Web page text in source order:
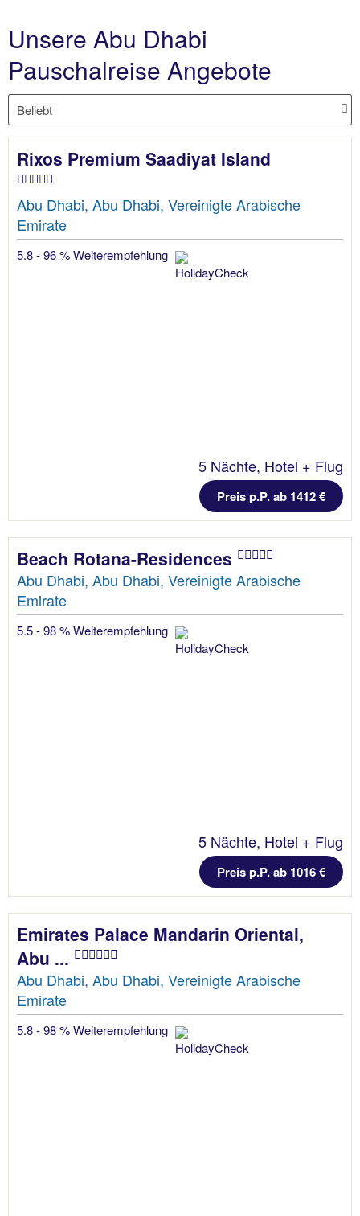
Unsere Abu Dhabi
Pauschalreise Angebote
Rixos Premium Saadiyat Island
Abu Dhabi, Abu Dhabi, Vereinigte Arabische
Emirate
5.8 - 96 % Weiterempfehlung
5 Nächte, Hotel + Flug
Preis p.P. ab 1412 €
Beach Rotana-Residences
Abu Dhabi, Abu Dhabi, Vereinigte Arabische
Emirate
5.5 - 98 % Weiterempfehlung
5 Nächte, Hotel + Flug
Preis p.P. ab 1016 €
Emirates Palace Mandarin Oriental,
Abu ...
Abu Dhabi, Abu Dhabi, Vereinigte Arabische
Emirate
5.8 - 98 % Weiterempfehlung